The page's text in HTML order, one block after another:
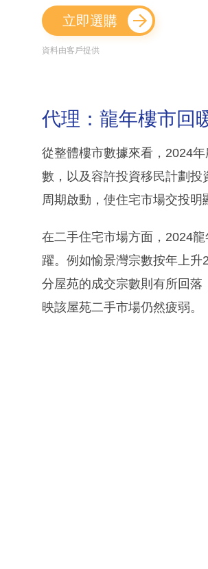
立即選購
資料由客戶提供
代理：龍年樓市回
從整體樓市數據來看，2024
數，以及容許投資移民計劃
周期啟動，使住宅市場交投明
在二手住宅市場方面，2024
躍。例如愉景灣宗數按年上
分屋苑的成交宗數則有所回
映該屋苑二手市場仍然疲弱。